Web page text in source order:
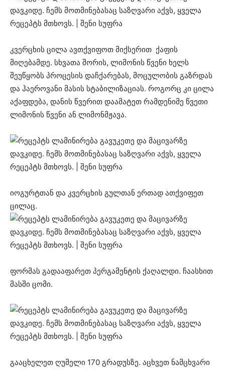
კვერცხის ცილა ავთქვიფოთ მიქსერით ქაფის
მიღებამდე. სხვათა შორის, ლიმონის წვენი ხელს
შეუწყობს პროცესის დაჩქარებას, მოცულობის გაზრდას
და ჰაეროვანი მასის სტაბილიზაციას. როგორც კი ცილა
აქაფდება, დანის წვერით დაამატეთ რამდენიმე წვეთი
ლიმონის წვენი ან ლიმონმჟავა.
იოგურტთან და კვერცხის გულთან ერთად ათქვიფეთ
ცილაც.
ფორმას გადააფარეთ პერგამენტის ქაღალდი. ჩაასხით
მასში ცომი.
გააცხელეთ ღუმელი 170 გრადუსზე. აცხვეთ ნამცხვარი